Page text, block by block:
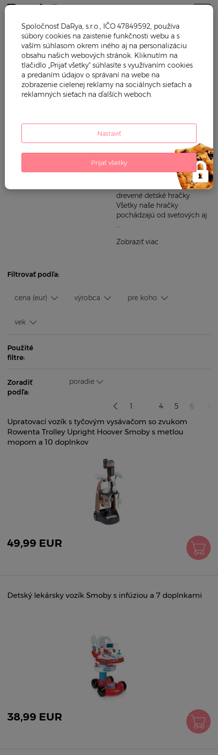
Trendy mama Hračky Hry na povolania
HRY NA POVOLANIA
Hry na domácnosť
Hry na lekára
Hry na rybára
Na trendy mama si môžete
vybrať krásne hračky pre hry
našimi hračkami sa môžu
zahrať na hudobníkov,
lekárov, záhradníkov,
Pozrite si aj naše iné hračky
pre deti ako detské trojkolky,
odrážadlá, stavebnice či
drevené detské hračky.
Všetky naše hračky
pochádzajú od svetových aj
...
Zobraziť viac
Filtrovať podľa:
Použité
filtre:
Zoradiť
podľa:
poradie
1 4 5 6
Upratovací vozík s tyčovým vysávačom so zvukom
Rowenta Trolley Upright Hoover Smoby s metlou
mopom a 10 doplnkov
49,99 EUR
Detský lekársky vozík Smoby s infúziou a 7 doplnkami
38,99 EUR
Spoločnosť DaRya, s.r.o., IČO 47849592, používa
súbory cookies na zaistenie funkčnosti webu a s
vaším súhlasom okrem iného aj na personalizáciu
obsahu našich webových stránok. Kliknutím na
tlačidlo „Prijať všetky“ súhlasíte s využívaním cookies
a predaním údajov o správaní na webe na
zobrazenie cielenej reklamy na sociálnych sieťach a
reklamných sieťach na ďalších weboch.
Nastaviť
Prijať všetky